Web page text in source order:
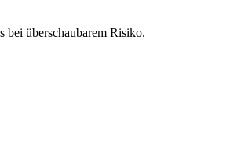
bei überschaubarem Risiko.